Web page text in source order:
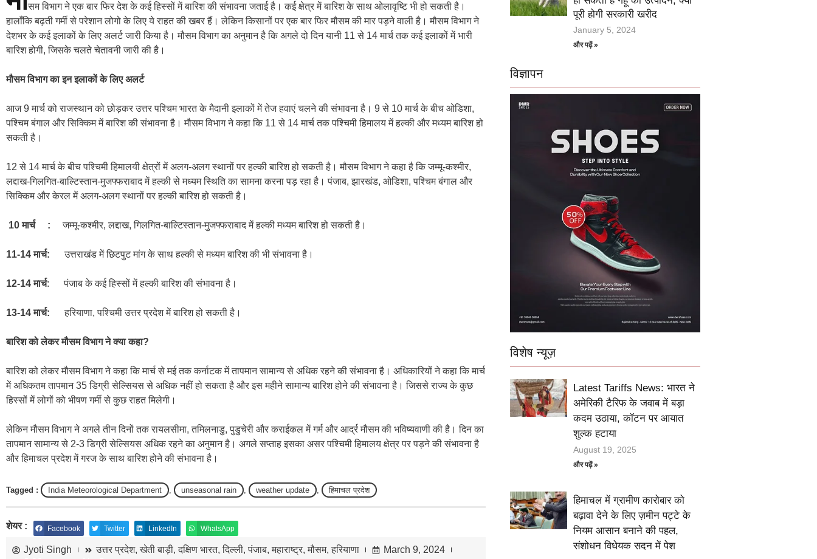
सम विभाग ने एक बार फिर देश के कई हिस्सों में बारिश की संभावना जताई है। कई क्षेत्र में बारिश के साथ ओलावृष्टि भी हो सकती है।
हालाँकि बढ़ती गर्मी से परेशान लोगो के लिए ये राहत की खबर हैं। लेकिन किसानों पर एक बार फिर मौसम की मार पड़ने वाली है। मौसम विभाग ने
देशभर के कई इलाकों के लिए अलर्ट जारी किया है। मौसम विभाग का अनुमान है कि अगले दो दिन यानी 11 से 14 मार्च तक कई इलाकों में भारी
बारिश होगी, जिसके चलते चेतावनी जारी की है।
मौसम विभाग का इन इलाकों के लिए अलर्ट
आज 9 मार्च को राजस्थान को छोड़कर उत्तर पश्चिम भारत के मैदानी इलाकों में तेज हवाएं चलने की संभावना है। 9 से 10 मार्च के बीच ओडिशा,
पश्चिम बंगाल और सिक्किम में बारिश की संभावना है। मौसम विभाग ने कहा कि 11 से 14 मार्च तक पश्चिमी हिमालय में हल्की और मध्यम बारिश हो
सकती है।
12 से 14 मार्च के बीच पश्चिमी हिमालयी क्षेत्रों में अलग-अलग स्थानों पर हल्की बारिश हो सकती है। मौसम विभाग ने कहा है कि जम्मू-कश्मीर,
लद्दाख-गिलगित-बाल्टिस्तान-मुजफ्फराबाद में हल्की से मध्यम स्थिति का सामना करना पड़ रहा है। पंजाब, झारखंड, ओडिशा, पश्चिम बंगाल और
सिक्किम और केरल में अलग-अलग स्थानों पर हल्की बारिश हो सकती है।
10 मार्च : जम्मू-कश्मीर, लद्दाख, गिलगित-बाल्टिस्तान-मुजफ्फराबाद में हल्की मध्यम बारिश हो सकती है।
11-14 मार्च: उत्तराखंड में छिटपुट मांग के साथ हल्की से मध्यम बारिश की भी संभावना है।
12-14 मार्च: पंजाब के कई हिस्सों में हल्की बारिश की संभावना है।
13-14 मार्च: हरियाणा, पश्चिमी उत्तर प्रदेश में बारिश हो सकती है।
बारिश को लेकर मौसम विभाग ने क्या कहा?
बारिश को लेकर मौसम विभाग ने कहा कि मार्च से मई तक कर्नाटक में तापमान सामान्य से अधिक रहने की संभावना है। अधिकारियों ने कहा कि मार्च
में अधिकतम तापमान 35 डिग्री सेल्सियस से अधिक नहीं हो सकता है और इस महीने सामान्य बारिश होने की संभावना है। जिससे राज्य के कुछ
हिस्सों में लोगों को भीषण गर्मी से कुछ राहत मिलेगी।
लेकिन मौसम विभाग ने अगले तीन दिनों तक रायलसीमा, तमिलनाडु, पुडुचेरी और कराईकल में गर्म और आर्द्र मौसम की भविष्यवाणी की है। दिन का
तापमान सामान्य से 2-3 डिग्री सेल्सियस अधिक रहने का अनुमान है। अगले सप्ताह इसका असर पश्चिमी हिमालय क्षेत्र पर पड़ने की संभावना है
और हिमाचल प्रदेश में गरज के साथ बारिश होने की संभावना है।
Tagged : India Meteorological Department , unseasonal rain , weather update , हिमाचल प्रदेश
शेयर : Facebook Twitter LinkedIn WhatsApp
Jyoti Singh उत्तर प्रदेश,खेती बाड़ी,दक्षिण भारत,दिल्ली,पंजाब,महाराष्ट्र,मौसम,हरियाणा
March 9, 2024
पूरी होगी सरकारी खरीद
January 5, 2024
और पढ़ें »
विज्ञापन
विशेष न्यूज़
Latest Tariffs News: भारत ने
अमेरिकी टैरिफ के जवाब में बड़ा
कदम उठाया, कॉटन पर आयात
शुल्क हटाया
August 19, 2025
और पढ़ें »
हिमाचल में ग्रामीण कारोबार को
बढ़ावा देने के लिए ज़मीन पट्टे के
नियम आसान बनाने की पहल,
संशोधन विधेयक सदन में पेश